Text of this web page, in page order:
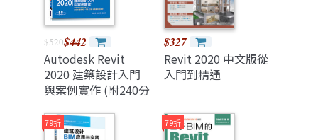
$520$442
Autodesk Revit
2020 建築設計入門
與案例實作 (附240分
範例檔)
$327
Revit 2020 中文版從
入門到精通
79折 79折